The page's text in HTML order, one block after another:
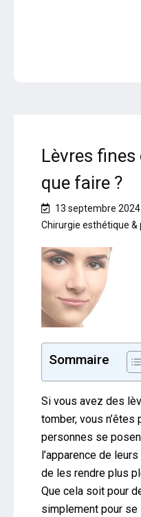
Lèvres
que faire ?
13 septembre 2024
Chirurgie esthétique &
Sommaire
Si vous avez des
tomber, vous n’êtes
personnes se
l’apparence de
de les rendre plus
Que cela soit pour
simplement pour